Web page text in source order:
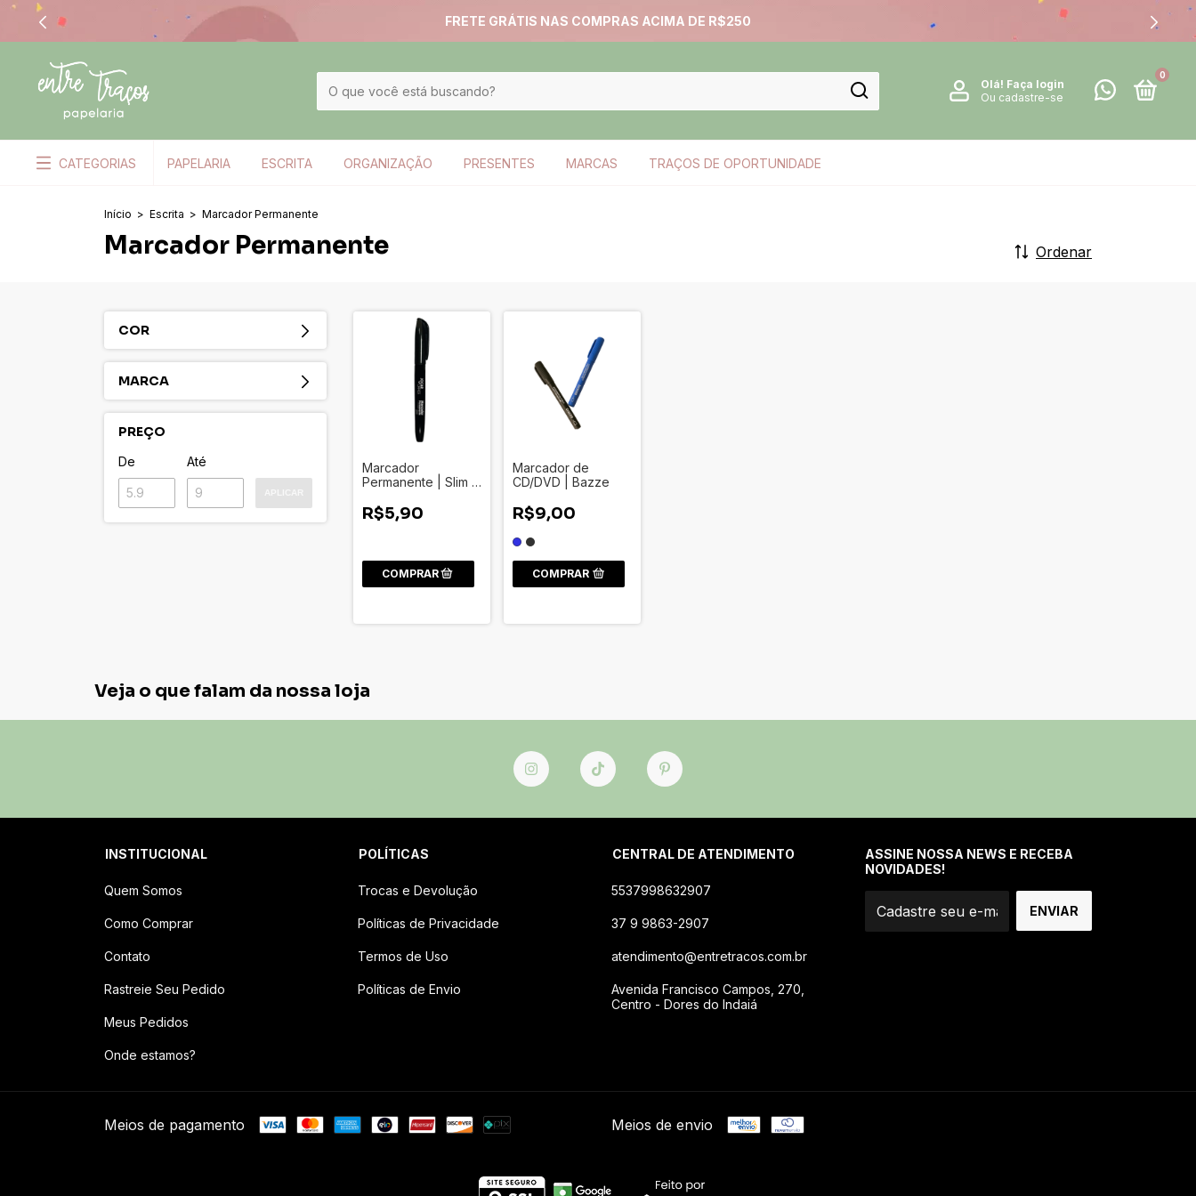
FRETE GRÁTIS NAS COMPRAS ACIMA DE R$250
Olá! Faça login
Ou cadastre-se
0
CATEGORIAS PAPELARIA ESCRITA ORGANIZAÇÃO PRESENTES MARCAS TRAÇOS DE OPORTUNIDADE
Início > Escrita > Marcador Permanente
Marcador Permanente Ordenar
COR
MARCA
PREÇO
De Até
Marcador
Permanente | Slim -
R$5,90
Marcador de
CD/DVD | Bazze
R$9,00
COMPRAR
Veja o que falam da nossa loja
INSTITUCIONAL
Quem Somos
Como Comprar
Contato
Rastreie Seu Pedido
Meus Pedidos
Onde estamos?
POLÍTICAS
Trocas e Devolução
Políticas de Privacidade
Termos de Uso
Políticas de Envio
CENTRAL DE ATENDIMENTO
5537998632907
37 9 9863-2907
atendimento@entretracos.com.br
Avenida Francisco Campos, 270,
Centro - Dores do Indaiá
ASSINE NOSSA NEWS E RECEBA
NOVIDADES!
Meios de pagamento Meios de envio